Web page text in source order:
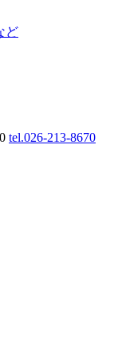
ど
tel.026-213-8670